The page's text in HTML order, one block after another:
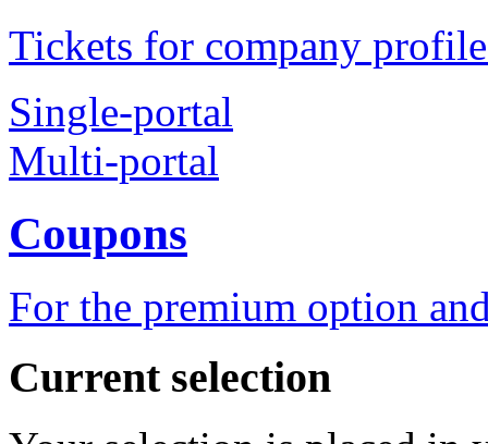
Tickets for company
Single-portal
Multi-portal
Coupons
For the premium option
Current selection